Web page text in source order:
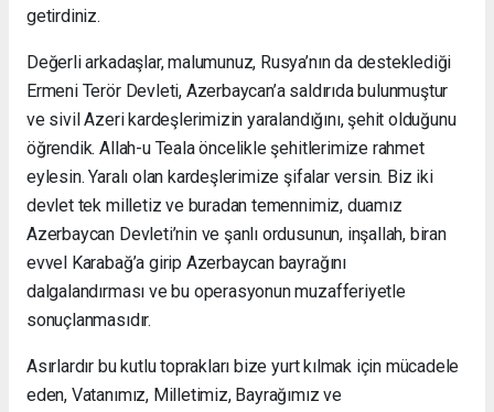
getirdiniz.
Değerli arkadaşlar, malumunuz, Rusya’nın da desteklediği
Ermeni Terör Devleti, Azerbaycan’a saldırıda bulunmuştur
ve sivil Azeri kardeşlerimizin yaralandığını, şehit olduğunu
öğrendik. Allah-u Teala öncelikle şehitlerimize rahmet
eylesin. Yaralı olan kardeşlerimize şifalar versin. Biz iki
devlet tek milletiz ve buradan temennimiz, duamız
Azerbaycan Devleti’nin ve şanlı ordusunun, inşallah, biran
evvel Karabağ’a girip Azerbaycan bayrağını
dalgalandırması ve bu operasyonun muzafferiyetle
sonuçlanmasıdır.
Asırlardır bu kutlu toprakları bize yurt kılmak için mücadele
eden, Vatanımız, Milletimiz, Bayrağımız ve